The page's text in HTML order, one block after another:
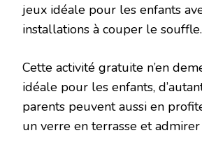
jeux idéale pour les enfants
installations à couper le souffle.
Cette activité gratuite n’en
idéale pour les enfants,
parents peuvent aussi en
un verre en terrasse et